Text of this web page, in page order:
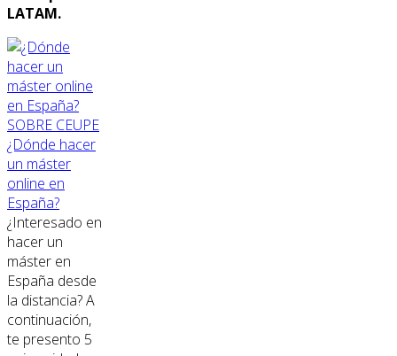
LATAM.
SOBRE CEUPE
¿Dónde hacer
un máster
online en
España?
¿Interesado en
hacer un
máster en
España desde
la distancia? A
continuación,
te presento 5